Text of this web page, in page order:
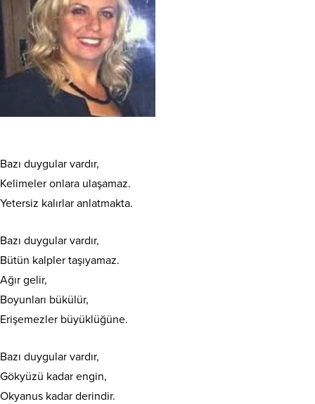
Bazı duygular vardır,
Kelimeler onlara ulaşamaz.
Yetersiz kalırlar anlatmakta.
Bazı duygular vardır,
Bütün kalpler taşıyamaz.
Ağır gelir,
Boyunları bükülür,
Erişemezler büyüklüğüne.
Bazı duygular vardır,
Gökyüzü kadar engin,
Okyanus kadar derindir.